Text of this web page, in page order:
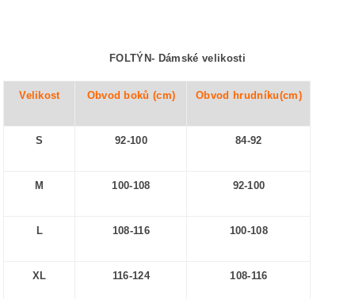
FOLTÝN- Dámské velikosti
Velikost Obvod boků (cm) Obvod hrudníku(cm)
S 92-100 84-92
M 100-108 92-100
L 108-116 100-108
XL 116-124 108-116